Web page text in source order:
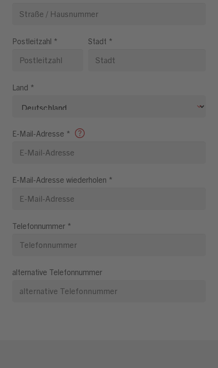
Postleitzahl * Stadt *
Land *
E-Mail-Adresse *
E-Mail-Adresse wiederholen *
Telefonnummer *
alternative Telefonnummer